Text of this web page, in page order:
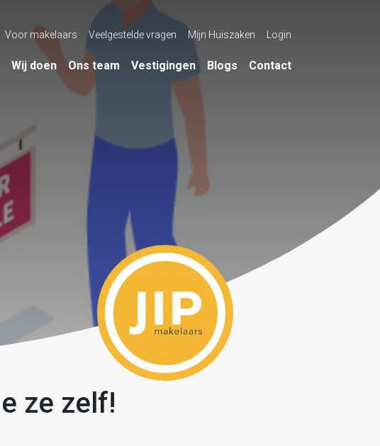
Voor makelaars Veelgestelde vragen Mijn Huiszaken Login
Wij doen Ons team Vestigingen Blogs Contact
ze zelf!